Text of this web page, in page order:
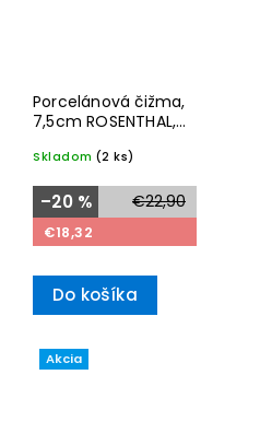
Porcelánová čižma,
7,5cm ROSENTHAL,
Skladom (2 ks)
€22,90
–20 %
€18,32
Do košíka
Akcia